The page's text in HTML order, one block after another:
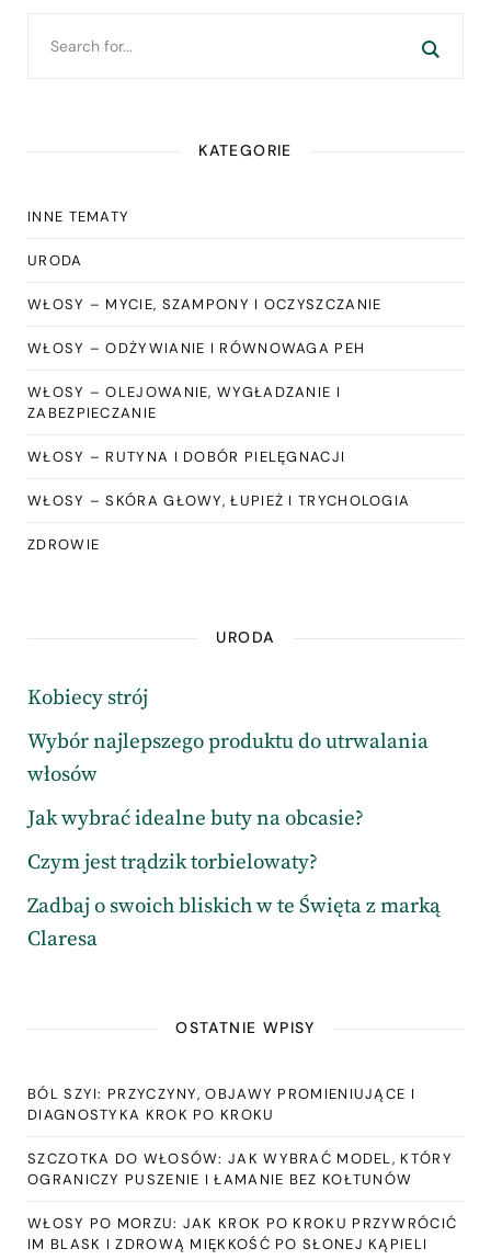
KATEGORIE
INNE TEMATY
URODA
WŁOSY – MYCIE, SZAMPONY I OCZYSZCZANIE
WŁOSY – ODŻYWIANIE I RÓWNOWAGA PEH
WŁOSY – OLEJOWANIE, WYGŁADZANIE I
ZABEZPIECZANIE
WŁOSY – RUTYNA I DOBÓR PIELĘGNACJI
WŁOSY – SKÓRA GŁOWY, ŁUPIEŻ I TRYCHOLOGIA
ZDROWIE
URODA
Kobiecy strój
Wybór najlepszego produktu do utrwalania
włosów
Jak wybrać idealne buty na obcasie?
Czym jest trądzik torbielowaty?
Zadbaj o swoich bliskich w te Święta z marką
Claresa
OSTATNIE WPISY
BÓL SZYI: PRZYCZYNY, OBJAWY PROMIENIUJĄCE I
DIAGNOSTYKA KROK PO KROKU
SZCZOTKA DO WŁOSÓW: JAK WYBRAĆ MODEL, KTÓRY
OGRANICZY PUSZENIE I ŁAMANIE BEZ KOŁTUNÓW
WŁOSY PO MORZU: JAK KROK PO KROKU PRZYWRÓCIĆ
IM BLASK I ZDROWĄ MIĘKKOŚĆ PO SŁONEJ KĄPIELI